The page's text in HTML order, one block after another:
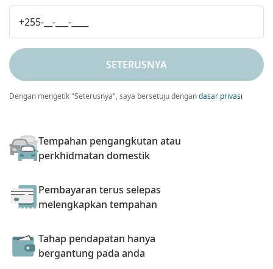
SETERUSNYA
Dengan mengetik "Seterusnya", saya bersetuju dengandasar privasi
Tempahan pengangkutan atau
perkhidmatan domestik
Pembayaran terus selepas
melengkapkan tempahan
Tahap pendapatan hanya
bergantung pada anda